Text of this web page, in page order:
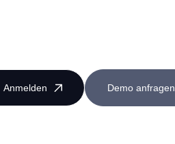
Anmelden Demo anfragen